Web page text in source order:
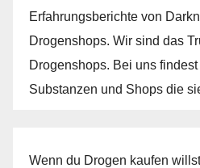
Erfahrungsberichte von
Drogenshops. Wir sind das
Drogenshops. Bei uns
Substanzen und Shops die
Wenn du Drogen kaufen